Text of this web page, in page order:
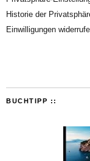
Historie der
Einwilligungen
BUCHTIPP ::